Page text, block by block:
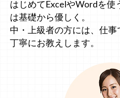
はじめてExcelやWordを使
は基礎から優しく。
中・上級者の方には、仕
丁寧にお教えします。